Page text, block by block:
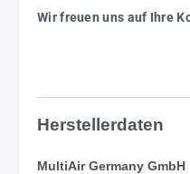
Wir freuen uns auf Ihre
Herstellerdaten
MultiAir Germany GmbH